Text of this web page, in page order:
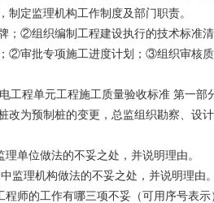
定监理机构工作制度及部门职责。
②组织编制工程建设执行的技术标准
②审批专项施工进度计划；③组织审
程单元工程施工质量验收标准 第一部
为预制桩的变更，总监组织勘察、设
单位做法的不妥之处，并说明理由。
监理机构做法的不妥之处，并说明理由。
师的工作有哪三项不妥（可用序号表示